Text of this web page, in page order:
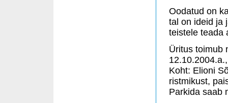
Oodatud on
tal on ideid ja
teistele teada
Üritus toimub
Koht: Elioni
ristmikust,
Parkida saab